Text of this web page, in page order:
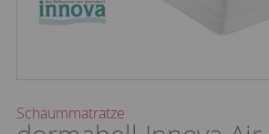
Schaummatratze